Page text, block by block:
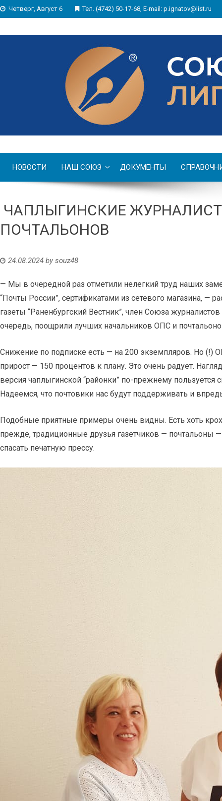
Четверг, Август 6 Тел. (4742) 50-17-68, E-mail: p.ignatov@list.ru
НОВОСТИ НАШ СОЮЗ ДОКУМЕНТЫ
ЧАПЛЫГИНСКИЕ
ПОЧТАЛЬОНОВ
24.08.2024 by souz48
— Мы в очередной раз отметили нелегкий труд наших
“Почты России”, сертификатами из сетевого магазина, —
газеты “Раненбургский Вестник”, член Союза
очередь, поощрили лучших начальников ОПС и
Снижение по подписке есть — на 200 экземпляров. Но (!)
прирост — 150 процентов к плану. Это очень радует.
версия чаплыгинской “районки” по-прежнему
Надеемся, что почтовики нас будут поддерживать и
Подобные приятные примеры очень видны. Есть хоть
прежде, традиционные друзья газетчиков — почтальоны
спасать печатную прессу.